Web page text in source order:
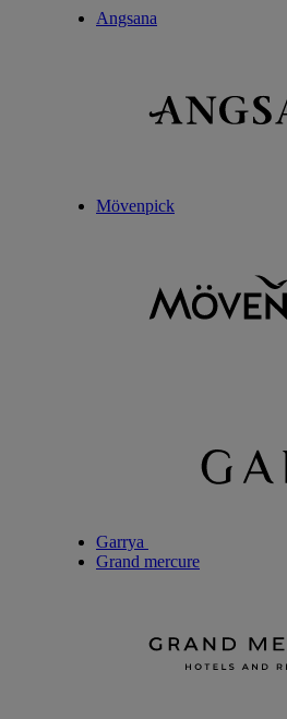
Angsana
Mövenpick
Garrya
Grand mercure